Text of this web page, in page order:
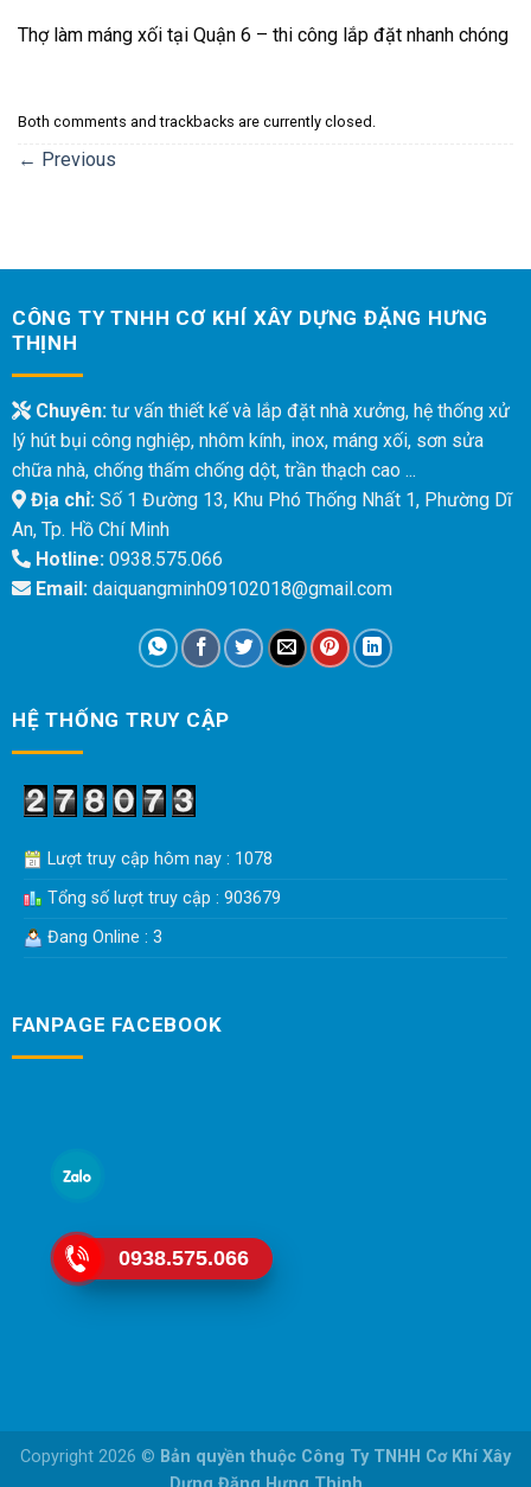
Thợ làm máng xối tại Quận 6 – thi công lắp đặt nhanh chóng
Both comments and trackbacks are currently closed.
← Previous
CÔNG TY TNHH CƠ KHÍ XÂY DỰNG ĐẶNG HƯNG
THỊNH
Chuyên:tư vấn thiết kế và lắp đặt nhà xưởng, hệ thống xử
lý hút bụi công nghiệp, nhôm kính, inox, máng xối, sơn sửa
chữa nhà, chống thấm chống dột, trần thạch cao ...
Địa chỉ:Số 1 Đường 13, Khu Phó Thống Nhất 1, Phường Dĩ
An, Tp. Hồ Chí Minh
Hotline:0938.575.066
Email:daiquangminh09102018@gmail.com
HỆ THỐNG TRUY CẬP
Lượt truy cập hôm nay : 1078
Tổng số lượt truy cập : 903679
Đang Online : 3
FANPAGE FACEBOOK
Copyright 2026 © Bản quyền thuộc Công Ty TNHH Cơ Khí Xây
0938.575.066